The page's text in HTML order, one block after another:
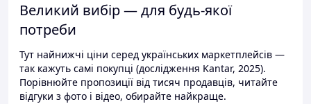
Великий вибір — для будь-якої
потреби
Тут найнижчі ціни серед українських маркетплейсів —
так кажуть самі покупці (дослідження Kantar, 2025).
Порівнюйте пропозиції від тисяч продавців, читайте
відгуки з фото і відео, обирайте найкраще.